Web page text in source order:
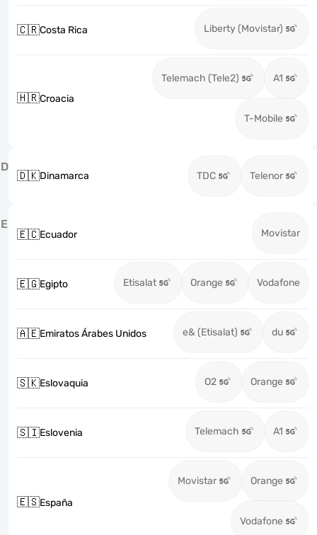
🇨🇷Costa Rica Liberty (Movistar)
🇭🇷Croacia
Telemach (Tele2) A1
T-Mobile
D
🇩🇰Dinamarca TDC Telenor
E
🇪🇨Ecuador Movistar
🇪🇬Egipto Etisalat Orange Vodafone
🇦🇪Emiratos Árabes Unidos e& (Etisalat) du
🇸🇰Eslovaquia O2 Orange
🇸🇮Eslovenia Telemach A1
🇪🇸España
Movistar Orange
Vodafone